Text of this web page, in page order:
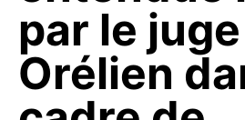
par le
Orélien